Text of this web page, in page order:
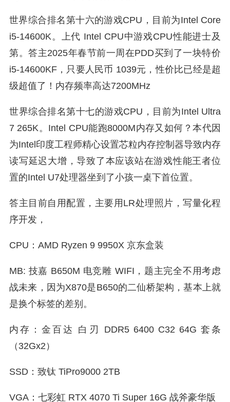
世界综合排名第十六的游戏CPU，目前为Intel Core
i5-14600K。上代 Intel CPU中游戏CPU性能进士及
第。答主2025年春节前一周在PDD买到了一块特价
i5-14600KF，只要人民币 1039元，性价比已经是超
级超值了！内存频率高达7200MHz
世界综合排名第十七的游戏CPU，目前为Intel Ultra
7 265K。Intel CPU能跑8000M内存又如何？本代因
为Intel印度工程师精心设置芯粒内存控制器导致内存
读写延迟大增，导致了本应该站在游戏性能王者位
置的Intel U7处理器坐到了小孩一桌下首位置。
答主目前自用配置，主要用LR处理照片，写量化程
序开发，
CPU：AMD Ryzen 9 9950X 京东盒装
MB: 技嘉 B650M 电竞雕 WIFI，题主完全不用考虑
战未来，因为X870是B650的二仙桥架构，基本上就
是换个标签的差别。
内存：金百达 白刃 DDR5 6400 C32 64G 套条
（32Gx2）
SSD：致钛 TiPro9000 2TB
VGA：七彩虹 RTX 4070 Ti Super 16G 战斧豪华版